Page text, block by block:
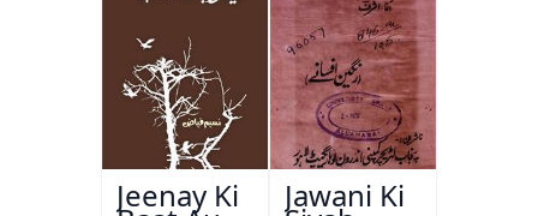
Jeenay Ki Jawani Ki